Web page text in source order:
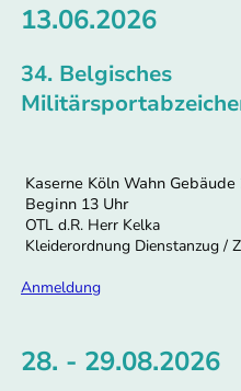
13.06.2026
34. Belgisches
Kaserne Köln Wahn Gebäude
Beginn 13 Uhr
OTL d.R. Herr Kelka
Kleiderordnung Dienstanzug /
Anmeldung
28. - 29.08.2026